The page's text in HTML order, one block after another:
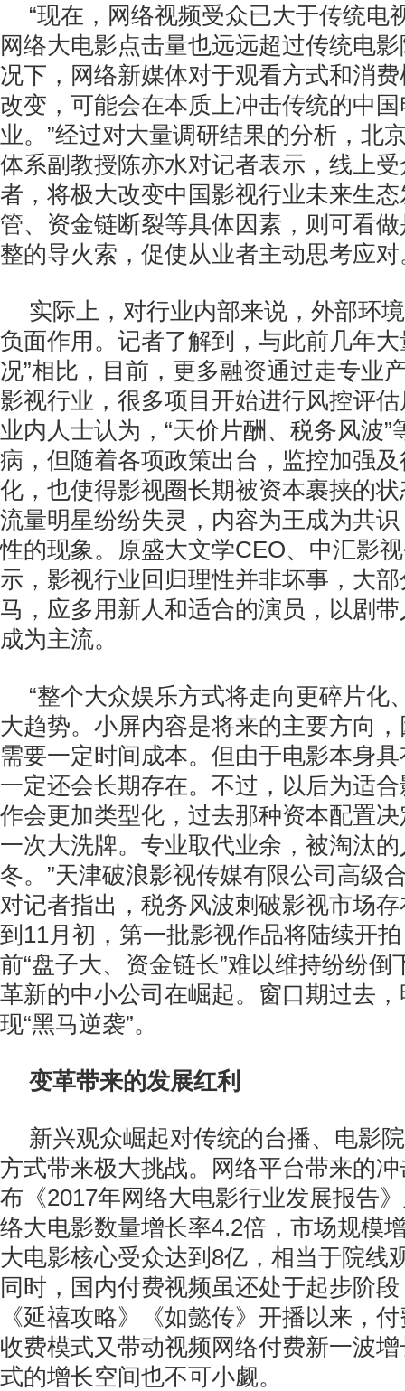
“现在，网络视频受众已大于传统电
网络大电影点击量也远远超过传统电
况下，网络新媒体对于观看方式和消
改变，可能会在本质上冲击传统的中
业。”经过对大量调研结果的分析，北
体系副教授陈亦水对记者表示，线上
者，将极大改变中国影视行业未来生
管、资金链断裂等具体因素，则可看
整的导火索，促使从业者主动思考应对
实际上，对行业内部来说，外部环
负面作用。记者了解到，与此前几年大
况”相比，目前，更多融资通过走专业
影视行业，很多项目开始进行风控评
业内人士认为，“天价片酬、税务风波”
病，但随着各项政策出台，监控加强
化，也使得影视圈长期被资本裹挟的
流量明星纷纷失灵，内容为王成为共
性的现象。原盛大文学CEO、中汇影
示，影视行业回归理性并非坏事，大
马，应多用新人和适合的演员，以剧
成为主流。
“整个大众娱乐方式将走向更碎片化
大趋势。小屏内容是将来的主要方向
需要一定时间成本。但由于电影本身
一定还会长期存在。不过，以后为适
作会更加类型化，过去那种资本配置
一次大洗牌。专业取代业余，被淘汰
冬。”天津破浪影视传媒有限公司高级
对记者指出，税务风波刺破影视市场
到11月初，第一批影视作品将陆续开
前“盘子大、资金链长”难以维持纷纷倒
革新的中小公司在崛起。窗口期过去
现“黑马逆袭”。
变革带来的发展红利
新兴观众崛起对传统的台播、电影
方式带来极大挑战。网络平台带来的
布《2017年网络大电影行业发展报告
络大电影数量增长率4.2倍，市场规模
大电影核心受众达到8亿，相当于院线
同时，国内付费视频虽还处于起步阶
《延禧攻略》《如懿传》开播以来，
收费模式又带动视频网络付费新一波
式的增长空间也不可小觑。